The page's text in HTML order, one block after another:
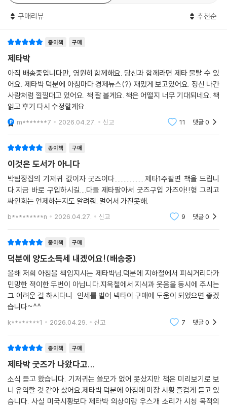
히트맵을 자세히 들여다보면 그 테마 안에서 실제로 시장을 주도하는 핵심
기업도 발견할 수 있다. 같은 산업에 속한 기업이라도 어떤 기업은 크게 상
관찰하다 보면 어떤 기업이 시장의 관심과 자금을 가장 많이 끌어들이고
있는지 자연스럽게 보이기 시작한다. 히트맵은 여러 사이트에서 제공하는
데, 대표적으로 핀비즈, 트레이딩뷰(TradingView), 스톡어낼리시스(St
ockAnalysis)가 있다. 사이트에서 자기 취향에 맞는 히트맵을 찾아볼 수
있다. 이 중에서도 많은 투자자가 직관적인 화면 때문에 핀비즈 히트맵을
자주 활용한다.
--- 「9장 한눈에 시장을 읽는 무기, 히트맵」중에서
숫자들이 어떤 방식으로 시장의 스토리를 만들어내는지 연결해야 한다. 이
를 위해 다음과 같은 질문을 스스로 던져보자.
. 이 이슈가 기업의 펀더멘털에 실제로 영향을 주는가?
. 거시경제 흐름을 바꿀 수 있는 변수인가?
. 시장의 반응이 과도한 심리적 노이즈는 아닌가?
초보 투자자일수록 뉴스의 양을 늘리는 데 신경 쓰는 경향이 있다. 하지만
씬 효과적이다. 필요하다면 챗GPT와 같은 생성형 AI를 활용해 추가 질문
--- 「11장 하루 30분 루틴으로 시장을 꿰뚫다」중에서
망을 담은 점도표와 경제 전망 요약(SEP)을 통해 향후 통화 정책의 방향
을 가늠하는 방법을 이 책에 담았다. 전문가의 해설을 기다릴 필요 없이, 지
신의 투자는 확신으로 가득 차게 될 것이다.
설정 몇 개만 바꾸면 나의 스마트폰이
주식투자 성공을 돕는 최강 정보원이 된다!
이제 X나 레딧은 더 이상 단순한 소통 창구가 아니라, 정책 신호와 시장의
심리적 변곡점을 가장 빨리 낚아채는 정보 플랫폼이다. 저자는 X를 개인
합’이나 ‘최소 좋아요 수’ 등을 활용해 중요 정보만 추려내는 고급 검색 명
어내고, 투자에 도움되는 알짜 정보와 영향력 있는 거물들의 생각을 실시
간으로 접할 수 있다. 단순히 남들이 올린 글을 구경하는 수준을 넘어, 전
세계 투자 고수들의 입을 빌려 시장을 바라보는 압도적인 정보 우위를 경
험하게 될 것이다.
뮤니티가 있는데 이 중 저자는 주요한 커뮤니티를 소개하고 있다. 게임스
탑 사태를 주도하며 세계적으로 주목을 받은 바 있는 r/WallStreetBets
원들의 성향, 투자 활용 시 주의점을 함께 담았으니 반드시 참고해보자.
X의 주요 계정도 소개한다. 코베이시 레터, 월스트리트 엔진 등 투자 인플
루언서로 활발하게 활약하고 있는 계정별 특징을 소개하며 독자가 선별하
당신의 수익률을 높일 강력한 무기다!
이 책에는 간단하면서도 정확하게 시장의 분위기를 파악하고 주가의 맥락
을 짚어내는 노하우가 가득하다. 핀비즈 히트맵을 활용하면 현재의 시장
분위기를 직관적으로 파악할 수 있으며 이에 더해 시장에서 기대하고 있는
구매리뷰 추천순
종이책 구매
제타박
아직 배송중입니다만, 영원히 함께해요. 당신과 함께라면 제타 물탈 수 있
어요. 제타박 덕분에 아침마다 경제뉴스(?) 재밌게 보고있어요. 정신 나간
사람처럼 낄낄대고 있어요. 책 잘 볼게요. 책은 어떨지 너무 기대되네요. 책
읽고 후기 다시 수정할게요.
m*******7 2026.04.27. 신고 11 댓글0
종이책 구매
이것은 도서가 아니다
박팀장집의 기저귀 값이자 굿즈이다....................제타1주팔면 책을 드립니
다.지금 바로 구입하시길....다들 제타팔아서 굿즈구입 가즈아!!형 그리고
싸인회는 언제하는지도 알려줘. 멀어서 가진못해.
b*********n 2026.04.27. 신고 9 댓글0
종이책 구매
덕분에 양도소득세 내겠어요!(배송중)
올해 저희 아침을 책임지시는 제타박님.덕분에 지하철에서 피식거리다가
민망한 적이한 두번이 아닙니다.지옥철에서 지식과 웃음을 동시에 주시는
그 어려운 걸 하시다니...인세를 벌어 넥타이 구매에 도움이 되었으면 좋겠
습니다~^^
k********1 2026.04.29. 신고 7 댓글0
종이책 구매
제타박 굿즈가 나왔다고...
소식 듣고 왔습니다. 기저귀는 쓸모가 없어 못샀지만 책은 미리보기로 보
니 유익할 것 같아 샀어요.제타박 덕분에 아침에 미장 시황 즐겁게 듣고 있
습니다. 사실 미국시황보다 제타박 의상이랑 우스개 소리가 시청 목적의